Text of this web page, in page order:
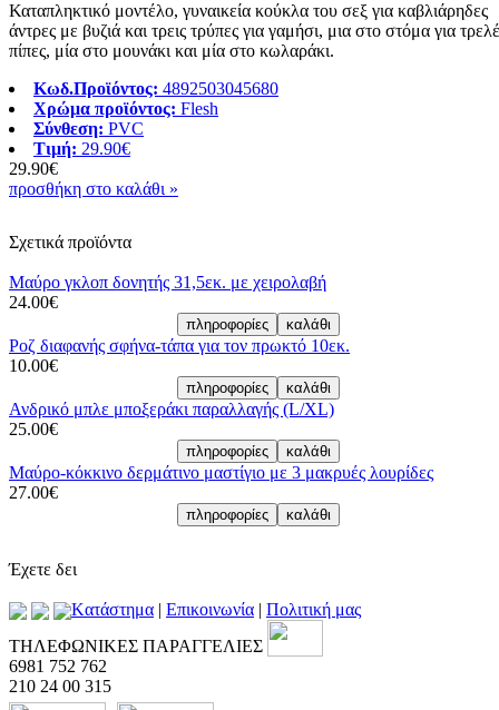
Καταπληκτικό μοντέλο, γυναικεία κούκλα του σεξ για καβλιάρηδες
άντρες με βυζιά και τρεις τρύπες για γαμήσι, μια στο στόμα για
πίπες, μία στο μουνάκι και μία στο κωλαράκι.
Κωδ.Προϊόντος: 4892503045680
Χρώμα προϊόντος: Flesh
Σύνθεση: PVC
Τιμή: 29.90€
29.90€
προσθήκη στο καλάθι »
Σχετικά προϊόντα
Μαύρο γκλοπ δονητής 31,5εκ. με χειρολαβή
24.00€
Ροζ διαφανής σφήνα-τάπα για τον πρωκτό 10εκ.
10.00€
Ανδρικό μπλε μποξεράκι παραλλαγής (L/XL)
25.00€
Μαύρο-κόκκινο δερμάτινο μαστίγιο με 3 μακρυές λουρίδες
27.00€
Έχετε δει
Kατάστημα | Επικοινωνία | Πολιτική μας
ΤΗΛΕΦΩΝΙΚΕΣ ΠΑΡΑΓΓΕΛΙΕΣ
6981 752 762
210 24 00 315